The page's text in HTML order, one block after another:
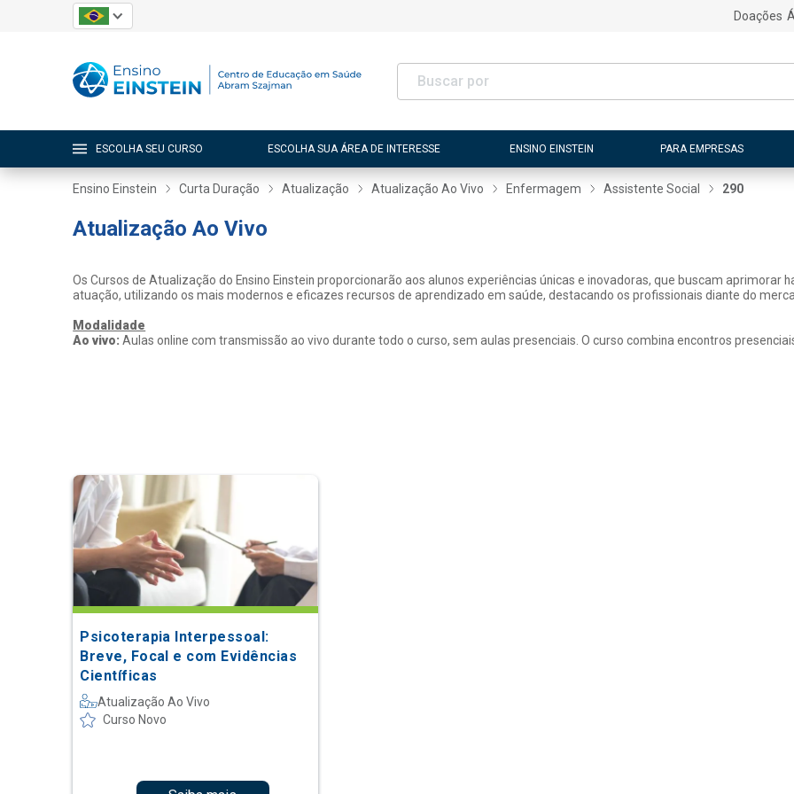
Doações
ESCOLHA SEU CURSO ESCOLHA SUA ÁREA DE INTERESSE ENSINO EINSTEIN PARA EMPRESAS
Ensino Einstein Curta Duração Atualização Atualização Ao Vivo Enfermagem Assistente Social 290
Atualização Ao Vivo
Os Cursos de Atualização do Ensino Einstein proporcionarão aos alunos experiências únicas e inovadoras, que buscam
atuação, utilizando os mais modernos e eficazes recursos de aprendizado em saúde, destacando os profissionais diante do
Modalidade
Ao vivo:Aulas online com transmissão ao vivo durante todo o curso, sem aulas presenciais. O curso combina encontros
Psicoterapia Interpessoal:
Breve, Focal e com Evidências
Científicas
Atualização Ao Vivo
Curso Novo